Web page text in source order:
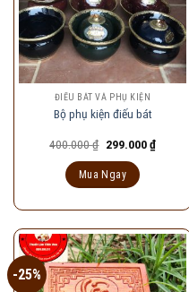
ĐIẾU BÁT VÀ PHỤ KIỆN
Bộ phụ kiện điếu bát
400.000₫ Giá
là:
400.000 ₫.
299.000₫Giá
hiện
Mua Ngay
-25%